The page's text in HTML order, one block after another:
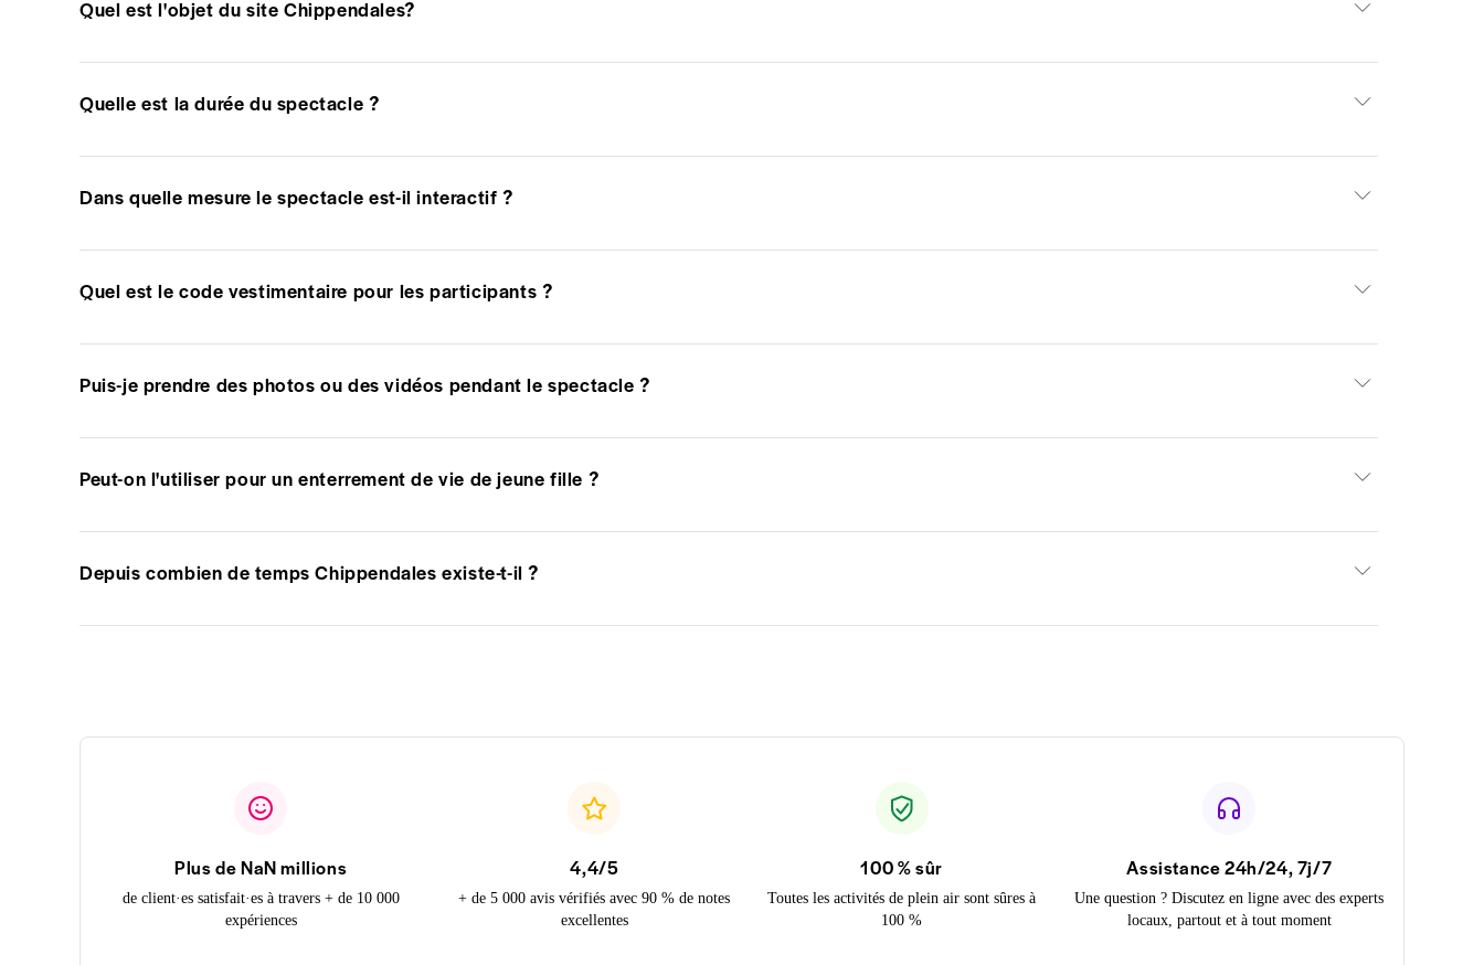
Quel est l'objet du site Chippendales?
Quelle est la durée du spectacle ?
Dans quelle mesure le spectacle est-il interactif ?
Quel est le code vestimentaire pour les participants ?
Puis-je prendre des photos ou des vidéos pendant le spectacle ?
Peut-on l'utiliser pour un enterrement de vie de jeune fille ?
Depuis combien de temps Chippendales existe-t-il ?
Plus de NaN millions
de client·es satisfait·es à travers + de 10 000
expériences
4,4/5
+ de 5 000 avis vérifiés avec 90 % de notes
excellentes
100 % sûr
Toutes les activités de plein air sont sûres à
100 %
Assistance 24h/24, 7j/7
Une question ? Discutez en ligne avec des experts
locaux, partout et à tout moment